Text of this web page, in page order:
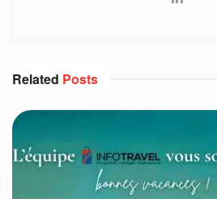
Related Posts